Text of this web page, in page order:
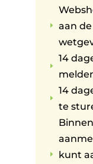
E
aan
E
14
E
14
te
E
kunt